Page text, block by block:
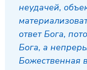
неудачей,
ответ Бога,
Бога, а
Божественная